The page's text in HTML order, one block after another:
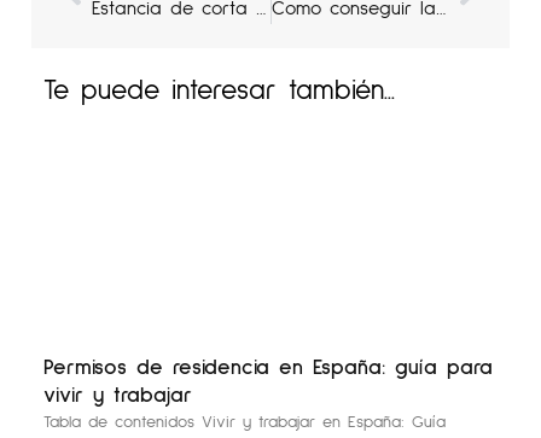
Te puede interesar también...
Permisos de residencia en España: guía para
vivir y trabajar
Tabla de contenidos Vivir y trabajar en España: Guía